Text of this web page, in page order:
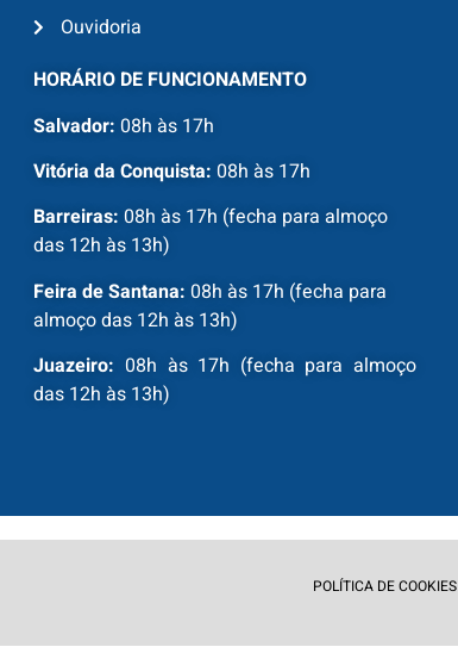
Ouvidoria
HORÁRIO DE FUNCIONAMENTO
Salvador: 08h às 17h
Vitória da Conquista: 08h às 17h
Barreiras: 08h às 17h (fecha para almoço
das 12h às 13h)
Feira de Santana: 08h às 17h (fecha para
almoço das 12h às 13h)
Juazeiro: 08h às 17h (fecha para almoço
das 12h às 13h)
POLÍTICA DE COOKIES